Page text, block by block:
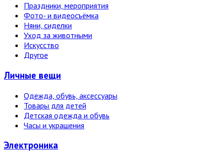
Праздники, мероприятия
Фото- и видеосъёмка
Няни, сиделки
Уход за животными
Искусство
Другое
Личные вещи
Одежда, обувь, аксессуары
Товары для детей
Детская одежда и обувь
Часы и украшения
Электро­ника